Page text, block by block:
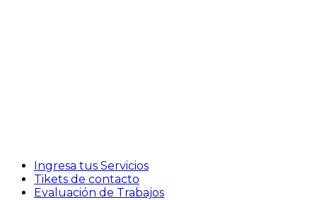
Ingresa tus Servicios
Tikets de contacto
Evaluación de Trabajos